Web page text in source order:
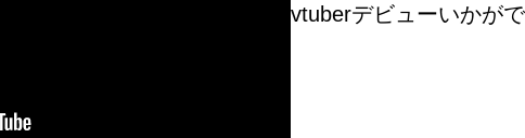
vtuberデビューいかが